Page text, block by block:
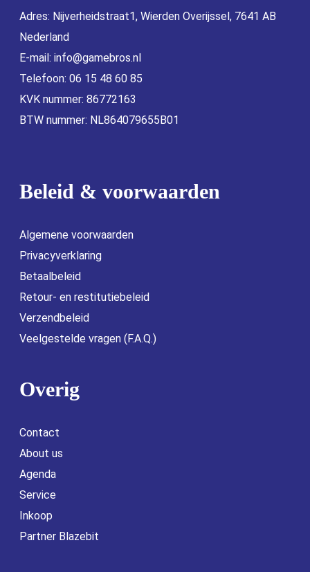
Adres: Nijverheidstraat1, Wierden Overijssel, 7641 AB
Nederland
E-mail: info@gamebros.nl
Telefoon: 06 15 48 60 85
KVK nummer: 86772163
BTW nummer: NL864079655B01
Beleid & voorwaarden
Algemene voorwaarden
Privacyverklaring
Betaalbeleid
Retour- en restitutiebeleid
Verzendbeleid
Veelgestelde vragen (F.A.Q.)
Overig
Contact
About us
Agenda
Service
Inkoop
Partner Blazebit